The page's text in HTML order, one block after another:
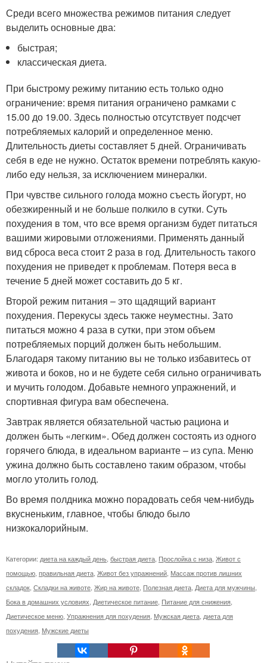
Среди всего множества режимов питания следует
выделить основные два:
быстрая;
классическая диета.
При быстрому режиму питанию есть только одно
ограничение: время питания ограничено рамками с
15.00 до 19.00. Здесь полностью отсутствует подсчет
потребляемых калорий и определенное меню.
Длительность диеты составляет 5 дней. Ограничивать
себя в еде не нужно. Остаток времени потреблять какую-
либо еду нельзя, за исключением минералки.
При чувстве сильного голода можно съесть йогурт, но
обезжиренный и не больше полкило в сутки. Суть
похудения в том, что все время организм будет питаться
вашими жировыми отложениями. Применять данный
вид сброса веса стоит 2 раза в год. Длительность такого
похудения не приведет к проблемам. Потеря веса в
течение 5 дней может составить до 5 кг.
Второй режим питания – это щадящий вариант
похудения. Перекусы здесь также неуместны. Зато
питаться можно 4 раза в сутки, при этом объем
потребляемых порций должен быть небольшим.
Благодаря такому питанию вы не только избавитесь от
живота и боков, но и не будете себя сильно ограничивать
и мучить голодом. Добавьте немного упражнений, и
спортивная фигура вам обеспечена.
Завтрак является обязательной частью рациона и
должен быть «легким». Обед должен состоять из одного
горячего блюда, в идеальном варианте – из супа. Меню
ужина должно быть составлено таким образом, чтобы
могло утолить голод.
Во время полдника можно порадовать себя чем-нибудь
вкусненьким, главное, чтобы блюдо было
низкокалорийным.
Категории: диета на каждый день, быстрая диета, Прослойка с низа, Живот с
помощью, правильная диета, Живот без упражнений, Массаж против лишних
складок, Складки на животе, Жир на животе, Полезная диета, Диета для мужчины,
Бока в домашних условиях, Диетическое питание, Питание для снижения,
Диетическое меню, Упражнения для похудения, Мужская диета, диета для
похудения, Мужские диеты